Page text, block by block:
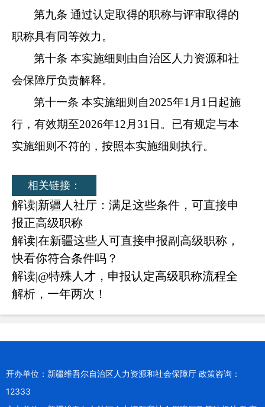
第九条 通过认定取得的职称与评审取得的
职称具有同等效力。
第十条 本实施细则由自治区人力资源和社
会保障厅负责解释。
第十一条 本实施细则自2025年1月1日起施
行， 有效期至2026年12月31日 。已有规定与本
实施细则不符的，按照本实施细则执行。
相关链接：
解读|新疆人社厅：满足这些条件，可直接申
报正高级职称
解读|在新疆这些人可直接申报副高级职称，
快看你符合条件吗？
解读|@特殊人才，申报认定高级职称流程全
解析，一年两次！
开办单位：新疆维吾尔自治区人力资源和社会保障厅 政策咨询：
12333